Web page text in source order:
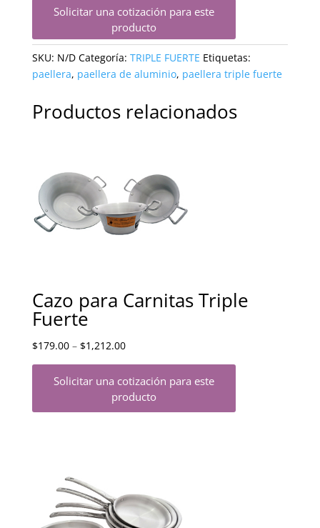
cantidad
Solicitar una cotización para este
producto
SKU: N/D Categoría: TRIPLE FUERTE Etiquetas:
paellera, paellera de aluminio, paellera triple fuerte
Productos relacionados
Cazo para Carnitas Triple
Fuerte
$179.00– $1,212.00
Solicitar una cotización para este
producto